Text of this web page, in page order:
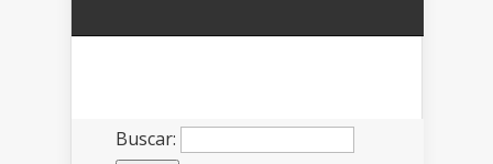
Buscar: